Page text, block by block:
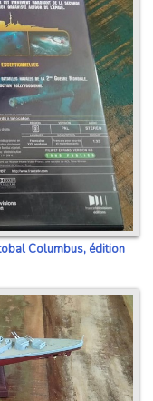
Columbus, édition